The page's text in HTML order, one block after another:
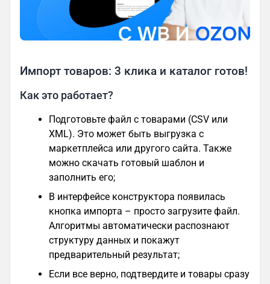
Импорт товаров: 3 клика и каталог готов!
Как это работает?
Подготовьте файл с товарами (CSV или
XML). Это может быть выгрузка с
маркетплейса или другого сайта. Также
можно скачать готовый шаблон и
заполнить его;
В интерфейсе конструктора появилась
кнопка импорта – просто загрузите файл.
Алгоритмы автоматически распознают
структуру данных и покажут
предварительный результат;
Если все верно, подтвердите и товары сразу